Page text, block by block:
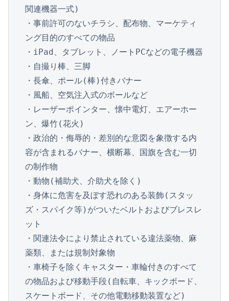
関連機器一式)
・事前許可のないチラシ、配布物、マーケティ
ング目的のすべての物品
・iPad、タブレット、ノートPCなどの電子機器
・自撮り棒、三脚
・長傘、ポール(棒)付きバナー
・風船、空気注入式のボールなど
・レーザーポインター、懐中電灯、エアーホー
ン、爆竹(花火)
・政治的・侮辱的・差別的な意図を象徴する内
容が含まれるバナー、横断幕、国旗を含む一切
の制作物
・動物(補助犬、介助犬を除く)
・身体に危害を及ぼす恐れのある装飾(スタッ
ズ・スパイク等)がついたベルトおよびブレスレ
ット
・関連法令により禁止されている違法薬物、麻
薬類、または規制対象物
・車椅子を除くキャスター・車輪付きのすべて
の物品および移動手段(自転車、キックボード、
スケートボード、その他電動移動装置など)